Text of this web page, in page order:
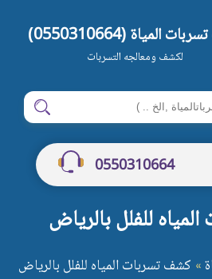
المياة (0550310664)
لكشف ومعالجه التسربات
ابحث
0550310664
للفلل بالرياض
كشف تسربات المياه للفلل بالرياض